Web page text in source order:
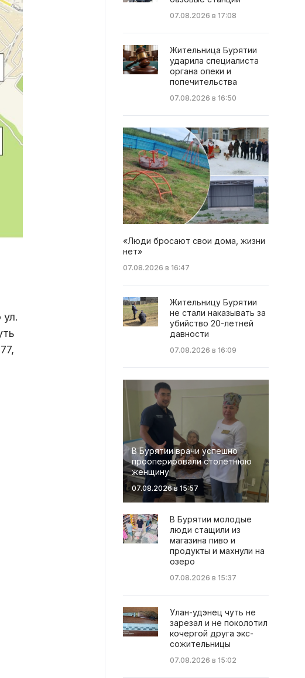
07.08.2026 в 17:08
Жительница Бурятии
ударила специалиста
органа опеки и
попечительства
07.08.2026 в 16:50
«Люди бросают свои дома, жизни
нет»
07.08.2026 в 16:47
Жительницу Бурятии
не стали наказывать за
убийство 20-летней
давности
07.08.2026 в 16:09
В Бурятии врачи успешно
прооперировали столетнюю
женщину
07.08.2026 в 15:57
В Бурятии молодые
люди стащили из
магазина пиво и
продукты и махнули на
озеро
07.08.2026 в 15:37
Улан-удэнец чуть не
зарезал и не поколотил
кочергой друга экс-
сожительницы
07.08.2026 в 15:02